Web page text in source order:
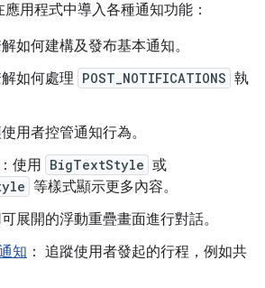
用程式中導入各種通知功能：
解如何建構及發布基本通知。
解如何處理 POST_NOTIFICATIONS 執
使用者控管通知行為。
：使用 BigTextStyle 或
等樣式顯示更多內容。
可展開的浮動重疊畫面進行對話。
知 ： 追蹤使用者發起的行程，例如共